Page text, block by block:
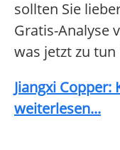
sollten Sie
Gratis-Analyse
was jetzt zu tun
Jiangxi
weiterlesen...